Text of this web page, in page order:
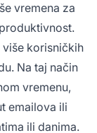
vremena za
korisničkih
Na taj način
vremenu,
emailova ili
ili danima.